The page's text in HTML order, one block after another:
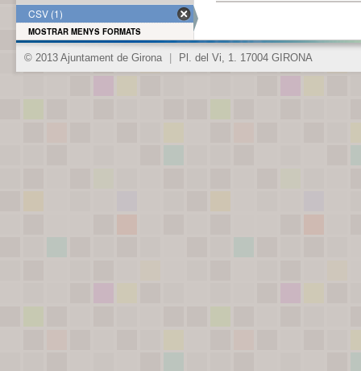
CSV (1)
MOSTRAR MENYS FORMATS
© 2013 Ajuntament de Girona Pl. del Vi, 1. 17004 GIRONA